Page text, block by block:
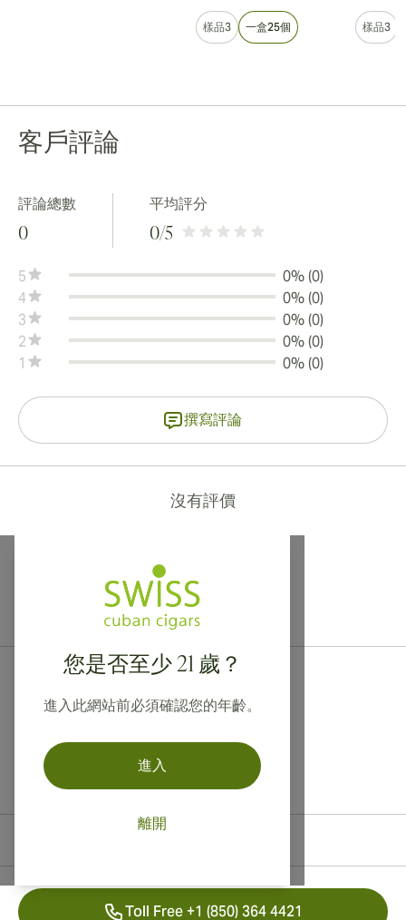
樣品3 一盒25個 樣品3
客戶評論
評論總數
0
平均評分
0/5
5
0% (0)
4
0% (0)
3
0% (0)
2
0% (0)
1
0% (0)
撰寫評論
沒有評價
您是否至少 21 歲？
進入此網站前必須確認您的年齡。
進入
離開
提供寄往加拿大、英國及澳洲的國際運送服務！
Toll Free +1 (850) 364 4421